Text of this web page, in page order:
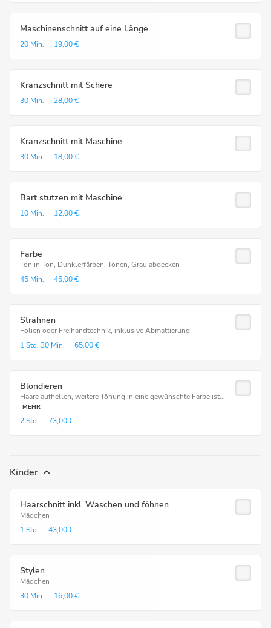
Maschinenschnitt auf eine Länge
20 Min. 19,00 €
Kranzschnitt mit Schere
30 Min. 28,00 €
Kranzschnitt mit Maschine
30 Min. 18,00 €
Bart stutzen mit Maschine
10 Min. 12,00 €
Farbe
Ton in Ton, Dunklerfärben, Tönen, Grau abdecken
45 Min.
45,00 €
Strähnen
Folien oder Freihandtechnik, inklusive Abmattierung
1 Std. 30 Min. 65,00 €
Blondieren
Haare aufhellen, weitere Tönung in eine gewünschte Farbe ist...
MEHR
2 Std. 73,00 €
Kinder
Haarschnitt inkl. Waschen und föhnen
Mädchen
1 Std.
43,00 €
Stylen
Mädchen
30 Min.
16,00 €